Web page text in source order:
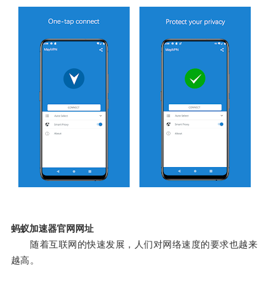
蚂蚁加速器官网网址
随着互联网的快速发展，人们对网络速度的要求也越来
越高。